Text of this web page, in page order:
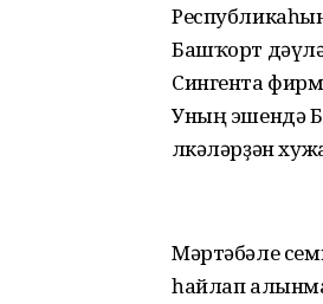
Башҡорт
Сингента
Уның эшендә
өлкәләрҙән
Мәртәбәле
һайлап